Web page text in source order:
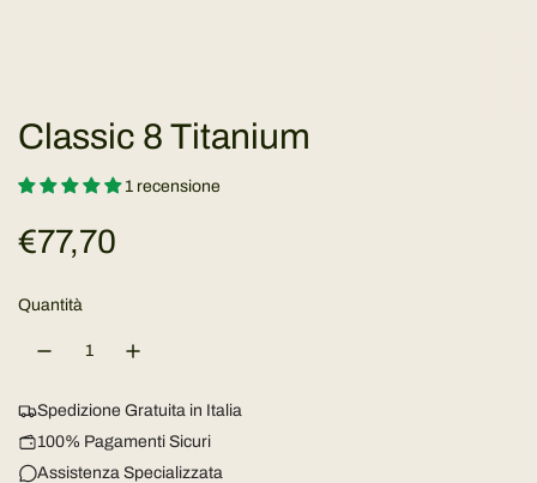
Classic 8 Titanium
1 recensione
P
r
z
z
€77,70
Quantità
Spedizione Gratuita in Italia
100% Pagamenti Sicuri
Assistenza Specializzata